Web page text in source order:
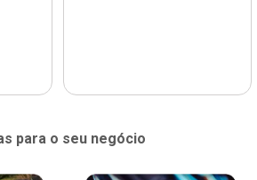
para o seu negócio